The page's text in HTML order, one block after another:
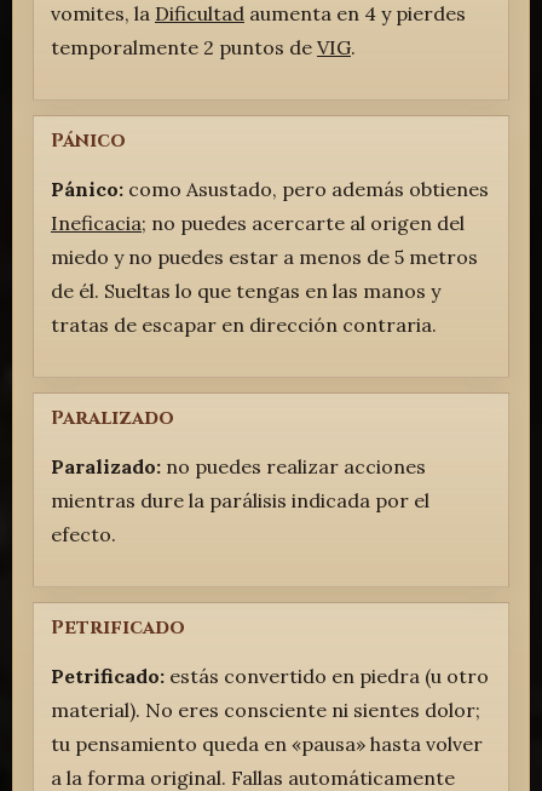
vomites, la Dificultadaumenta en 4 y pierdes
temporalmente 2 puntos de VIG.
Pánico
Pánico:como Asustado, pero además obtienes
Ineficacia; no puedes acercarte al origen del
miedo y no puedes estar a menos de 5 metros
de él. Sueltas lo que tengas en las manos y
tratas de escapar en dirección contraria.
Paralizado
Paralizado:no puedes realizar acciones
mientras dure la parálisis indicada por el
efecto.
Petrificado
Petrificado:estás convertido en piedra (u otro
material). No eres consciente ni sientes dolor;
tu pensamiento queda en «pausa» hasta volver
a la forma original. Fallas automáticamente